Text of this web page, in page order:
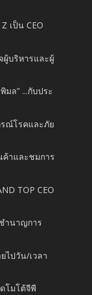
เป็น CEO
ผู้บริหารและผู้
ล” ...กับประ
รณ์โรคและภัย
ค้าและชมการ
TOP CEO
ำนาญการ
ไปวัน/เวลา
โมโต้จีพี